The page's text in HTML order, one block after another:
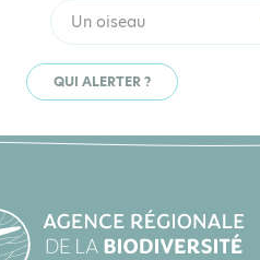
Un oiseau
QUI ALERTER ?